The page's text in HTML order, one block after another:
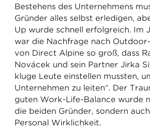
Bestehens des Unternehmens
Gründer alles selbst erledigen,
Up wurde schnell erfolgreich. Im
war die Nachfrage nach
von Direct Alpine so groß, dass
Nováček und sein Partner Jirka
kluge Leute einstellen mussten,
Unternehmen zu leiten“. Der
guten Work-Life-Balance wurde
die beiden Gründer, sondern
Personal Wirklichkeit.